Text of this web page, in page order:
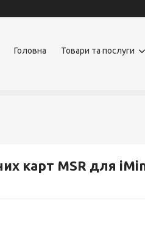
Головна Товари та послуги
карт MSR для